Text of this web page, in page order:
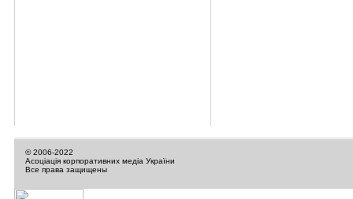
© 2006-2022
Асоціація корпоративних медіа України
Все права защищены